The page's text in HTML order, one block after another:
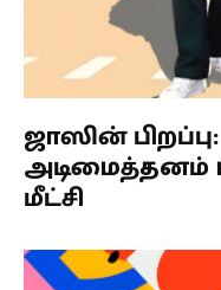
ஜாஸின்
அடிமைத்தனம்
மீட்சி